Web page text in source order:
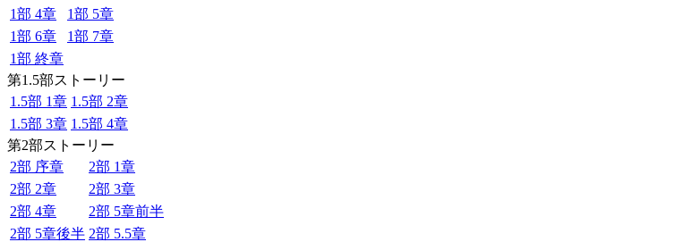
1部 4章
1部 5章
1部 6章
1部 7章
1部 終章
第1.5部ストーリー
1.5部 1章 1.5部 2章
1.5部 3章 1.5部 4章
第2部ストーリー
2部 序章
2部 1章
2部 2章
2部 3章
2部 4章
2部 5章前半
2部 5章後半 2部 5.5章